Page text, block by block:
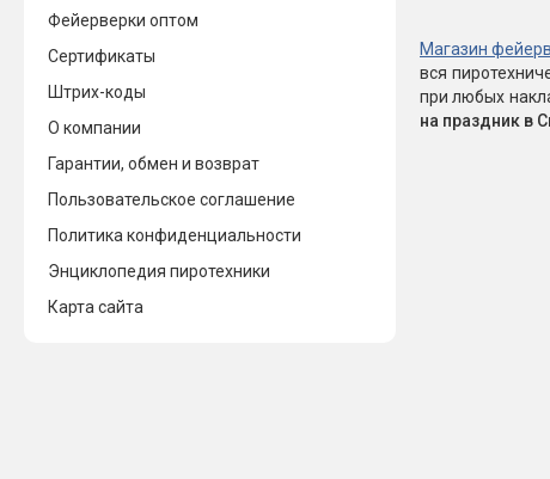
Большие фейерверки
Супер-фейерверки
Цветной
Факелы
Фейерверки оптом
Сертификаты
Штрих-коды
О компании
Гарантии, обмен и возврат
Пользовательское соглашение
Политика конфиденциальности
Энциклопедия пиротехники
Карта сайта
Магазин
вся
при любых
на праздник в